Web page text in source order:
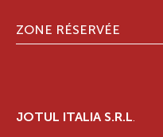
ZONE RÉSERVÉE
JOTUL ITALIA S.R.L